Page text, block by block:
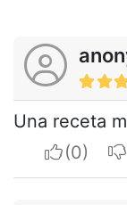
Una receta
I